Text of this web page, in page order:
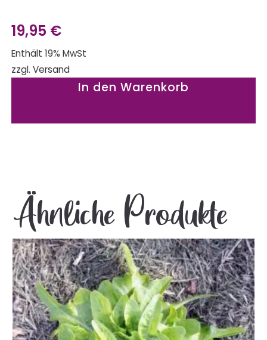
19,95 €
Enthält 19% MwSt
zzgl. Versand
In den Warenkorb
Ähnliche Produkte